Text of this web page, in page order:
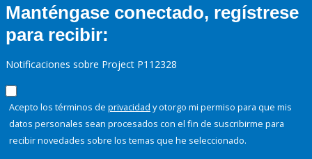
Manténgase conectado, regístrese
para recibir:
Notificaciones sobre Project P112328
Acepto los términos de privacidad y otorgo mi permiso para que mis
datos personales sean procesados con el fin de suscribirme para
recibir novedades sobre los temas que he seleccionado.